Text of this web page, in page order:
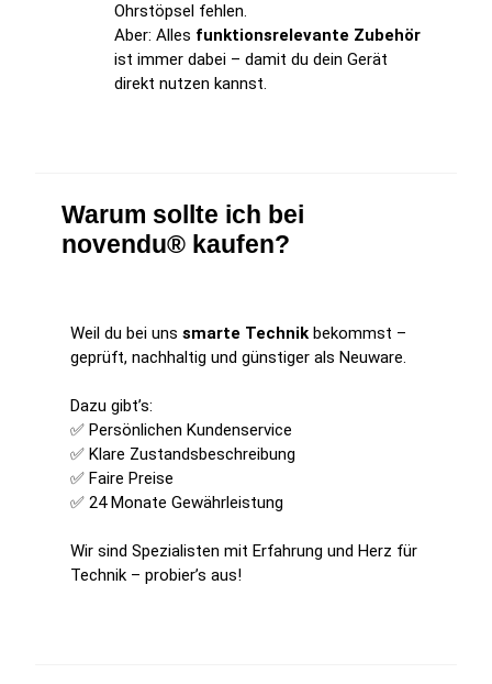
Ohrstöpsel fehlen.
Aber: Alles funktionsrelevante Zubehör
ist immer dabei – damit du dein Gerät
direkt nutzen kannst.
Warum sollte ich bei
novendu® kaufen?
Weil du bei uns smarte Technikbekommst –
geprüft, nachhaltig und günstiger als Neuware.
Dazu gibt’s:
✅ Persönlichen Kundenservice
✅ Klare Zustandsbeschreibung
✅ Faire Preise
✅ 24 Monate Gewährleistung
Wir sind Spezialisten mit Erfahrung und Herz für
Technik – probier’s aus!